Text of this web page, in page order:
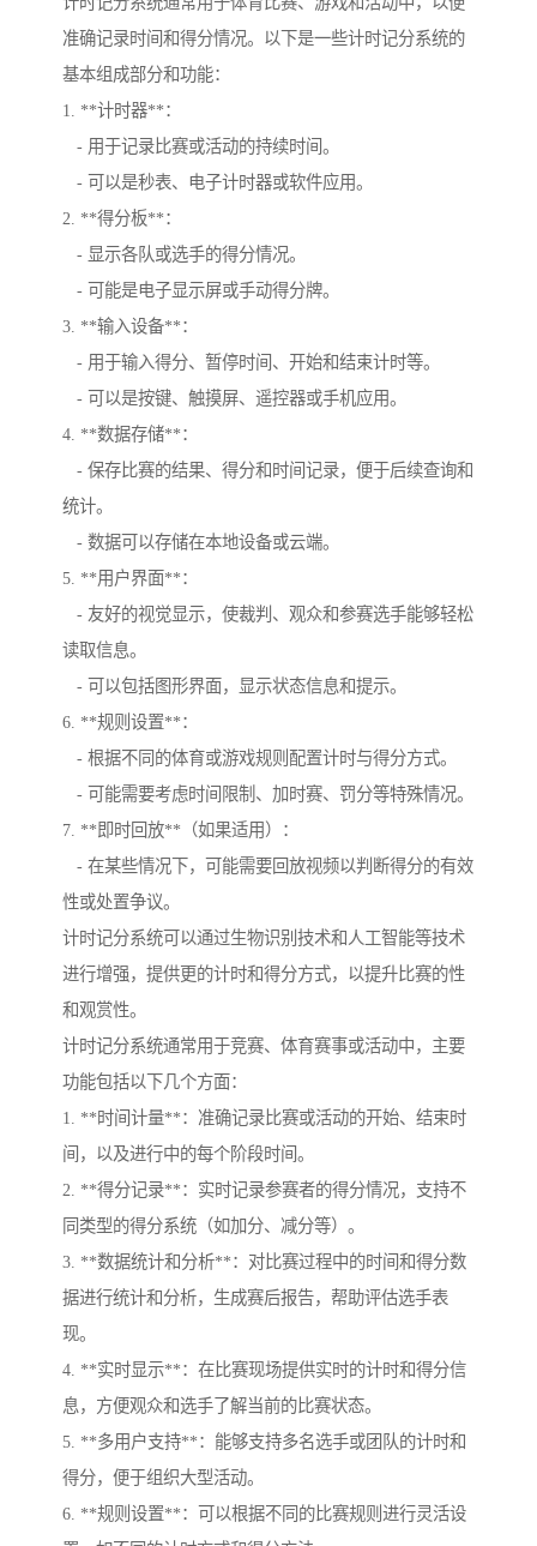
准确记录时间和得分情况。以下是一些计时记分系统的
基本组成部分和功能：
1. **计时器**：
- 用于记录比赛或活动的持续时间。
- 可以是秒表、电子计时器或软件应用。
2. **得分板**：
- 显示各队或选手的得分情况。
- 可能是电子显示屏或手动得分牌。
3. **输入设备**：
- 用于输入得分、暂停时间、开始和结束计时等。
- 可以是按键、触摸屏、遥控器或手机应用。
4. **数据存储**：
- 保存比赛的结果、得分和时间记录，便于后续查询和
统计。
- 数据可以存储在本地设备或云端。
5. **用户界面**：
- 友好的视觉显示，使裁判、观众和参赛选手能够轻松
读取信息。
- 可以包括图形界面，显示状态信息和提示。
6. **规则设置**：
- 根据不同的体育或游戏规则配置计时与得分方式。
- 可能需要考虑时间限制、加时赛、罚分等特殊情况。
7. **即时回放**（如果适用）：
- 在某些情况下，可能需要回放视频以判断得分的有效
性或处置争议。
计时记分系统可以通过生物识别技术和人工智能等技术
进行增强，提供更的计时和得分方式，以提升比赛的性
和观赏性。
计时记分系统通常用于竞赛、体育赛事或活动中，主要
功能包括以下几个方面：
1. **时间计量**：准确记录比赛或活动的开始、结束时
间，以及进行中的每个阶段时间。
2. **得分记录**：实时记录参赛者的得分情况，支持不
同类型的得分系统（如加分、减分等）。
3. **数据统计和分析**：对比赛过程中的时间和得分数
据进行统计和分析，生成赛后报告，帮助评估选手表
现。
4. **实时显示**：在比赛现场提供实时的计时和得分信
息，方便观众和选手了解当前的比赛状态。
5. **多用户支持**：能够支持多名选手或团队的计时和
得分，便于组织大型活动。
6. **规则设置**：可以根据不同的比赛规则进行灵活设